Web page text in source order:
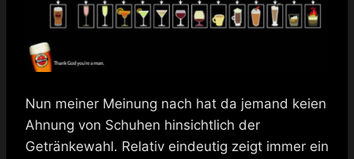
Nun meiner Meinung nach hat da jemand keien
Ahnung von Schuhen hinsichtlich der
Getränkewahl. Relativ eindeutig zeigt immer ein